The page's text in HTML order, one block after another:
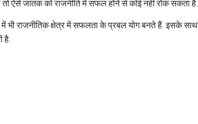
ऐसे जातक को राजनीति में सफल होने से कोई नहीं रोक सकता है.
में भी राजनीतिक क्षेत्र में सफलता के प्रबल योग बनते हैं. इसके साथ
है.